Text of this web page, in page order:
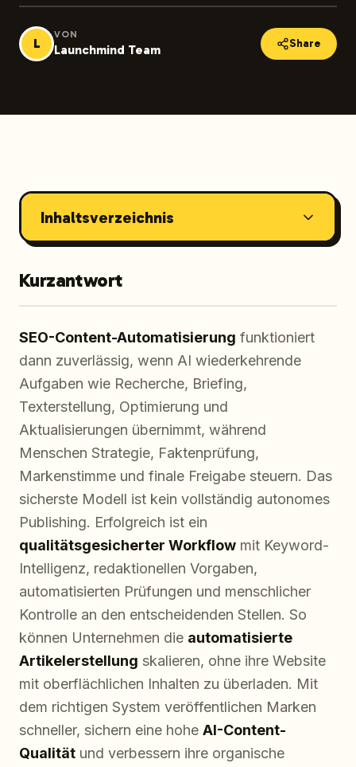
L
VON
Launchmind Team Share
Inhaltsverzeichnis
Kurzantwort
SEO-Content-Automatisierung funktioniert
dann zuverlässig, wenn AI wiederkehrende
Aufgaben wie Recherche, Briefing,
Texterstellung, Optimierung und
Aktualisierungen übernimmt, während
Menschen Strategie, Faktenprüfung,
Markenstimme und finale Freigabe steuern. Das
sicherste Modell ist kein vollständig autonomes
Publishing. Erfolgreich ist ein
qualitätsgesicherter Workflow mit Keyword-
Intelligenz, redaktionellen Vorgaben,
automatisierten Prüfungen und menschlicher
Kontrolle an den entscheidenden Stellen. So
können Unternehmen die automatisierte
Artikelerstellung skalieren, ohne ihre Website
mit oberflächlichen Inhalten zu überladen. Mit
dem richtigen System veröffentlichen Marken
schneller, sichern eine hohe AI-Content-
Qualität und verbessern ihre organische